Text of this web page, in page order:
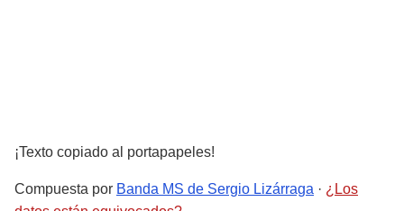
¡Texto copiado al portapapeles!
Compuesta por Banda MS de Sergio Lizárraga · ¿Los